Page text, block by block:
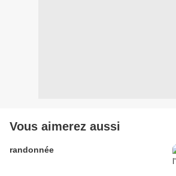
Vous aimerez aussi
randonnée